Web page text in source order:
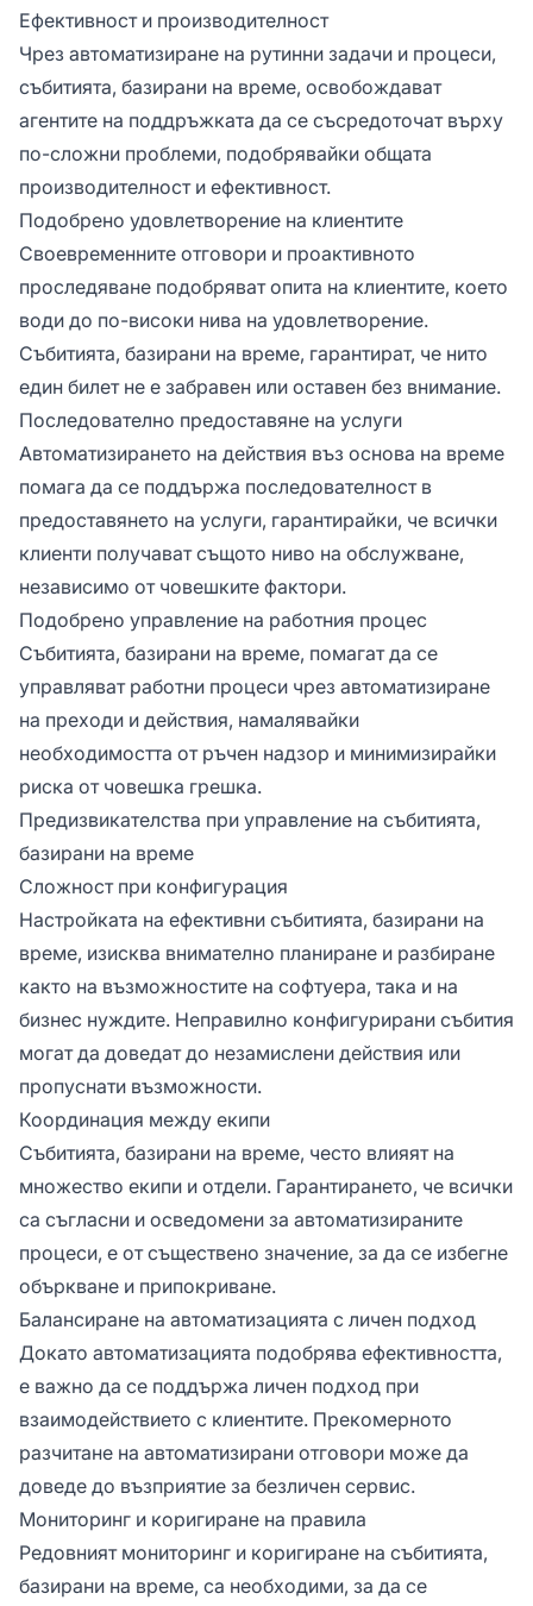
Ефективност и производителност
Чрез автоматизиране на рутинни задачи и процеси,
събитията, базирани на време, освобождават
агентите на поддръжката да се съсредоточат върху
по-сложни проблеми, подобрявайки общата
производителност и ефективност.
Подобрено удовлетворение на клиентите
Своевременните отговори и проактивното
проследяване подобряват опита на клиентите, което
води до по-високи нива на удовлетворение.
Събитията, базирани на време, гарантират, че нито
един билет не е забравен или оставен без внимание.
Последователно предоставяне на услуги
Автоматизирането на действия въз основа на време
помага да се поддържа последователност в
предоставянето на услуги, гарантирайки, че всички
клиенти получават същото ниво на обслужване,
независимо от човешките фактори.
Подобрено управление на работния процес
Събитията, базирани на време, помагат да се
управляват работни процеси чрез автоматизиране
на преходи и действия, намалявайки
необходимостта от ръчен надзор и минимизирайки
риска от човешка грешка.
Предизвикателства при управление на събитията,
базирани на време
Сложност при конфигурация
Настройката на ефективни събитията, базирани на
време, изисква внимателно планиране и разбиране
както на възможностите на софтуера, така и на
бизнес нуждите. Неправилно конфигурирани събития
могат да доведат до незамислени действия или
пропуснати възможности.
Координация между екипи
Събитията, базирани на време, често влияят на
множество екипи и отдели. Гарантирането, че всички
са съгласни и осведомени за автоматизираните
процеси, е от съществено значение, за да се избегне
объркване и припокриване.
Балансиране на автоматизацията с личен подход
Докато автоматизацията подобрява ефективността,
е важно да се поддържа личен подход при
взаимодействието с клиентите. Прекомерното
разчитане на автоматизирани отговори може да
доведе до възприятие за безличен сервис.
Мониторинг и коригиране на правила
Редовният мониторинг и коригиране на събитията,
базирани на време, са необходими, за да се